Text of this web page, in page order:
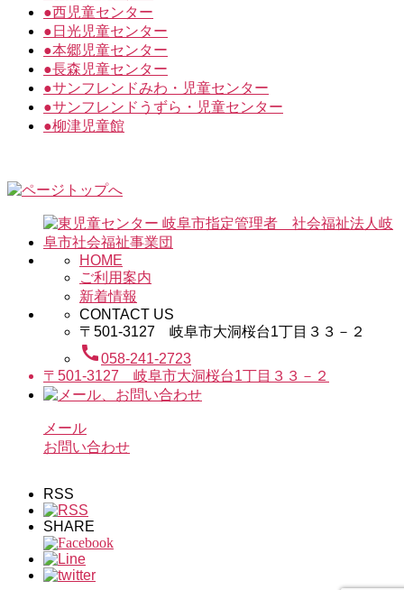
●西児童センター
● 日光児童センター
●本郷児童センター
●長森児童センター
●サンフレンドみわ・児童センター
●サンフレンドうずら・児童センター
●柳津児童館
HOME
ご利用案内
新着情報
CONTACT US
〒501-3127 岐阜市大洞桜台1丁目３３－２
call058-241-2723
〒501-3127 岐阜市大洞桜台1丁目３３－２
メール
お問い合わせ
RSS
SHARE